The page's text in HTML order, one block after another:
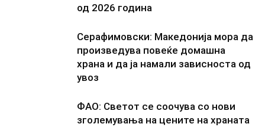
од 2026 година
Серафимовски: Македонија мора да
произведува повеќе домашна
храна и да ја намали зависноста од
увоз
ФАО: Светот се соочува со нови
зголемувања на цените на храната